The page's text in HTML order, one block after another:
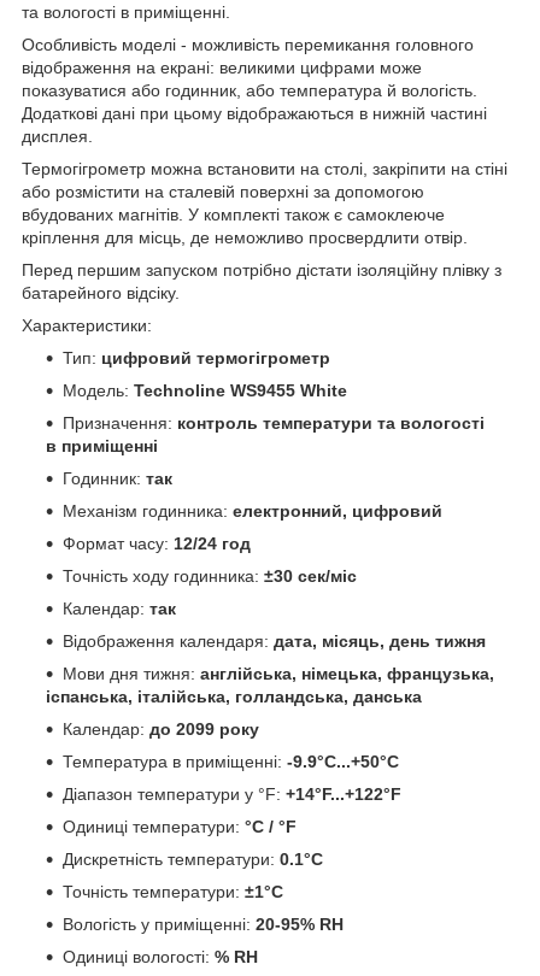
та вологості в приміщенні.
Особливість моделі - можливість перемикання головного
відображення на екрані: великими цифрами може
показуватися або годинник, або температура й вологість.
Додаткові дані при цьому відображаються в нижній частині
дисплея.
Термогігрометр можна встановити на столі, закріпити на стіні
або розмістити на сталевій поверхні за допомогою
вбудованих магнітів. У комплекті також є самоклеюче
кріплення для місць, де неможливо просвердлити отвір.
Перед першим запуском потрібно дістати ізоляційну плівку з
батарейного відсіку.
Характеристики:
Тип: цифровий термогігрометр
Модель: Technoline WS9455 White
Призначення: контроль температури та вологості
в приміщенні
Годинник: так
Механізм годинника: електронний, цифровий
Формат часу: 12/24 год
Точність ходу годинника: ±30 сек/міс
Календар: так
Відображення календаря: дата, місяць, день тижня
Мови дня тижня: англійська, німецька, французька,
іспанська, італійська, голландська, данська
Календар: до 2099 року
Температура в приміщенні: -9.9°C...+50°C
Діапазон температури у °F: +14°F...+122°F
Одиниці температури: °C / °F
Дискретність температури: 0.1°C
Точність температури: ±1°C
Вологість у приміщенні: 20-95% RH
Одиниці вологості: % RH